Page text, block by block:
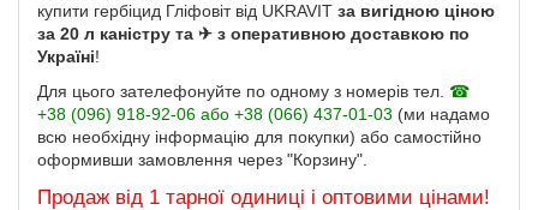
купити гербіцид Гліфовіт від UKRAVIT за вигідною ціною
за 20 л каністру та ✈ з оперативною доставкою по
Україні!
Для цього зателефонуйте по одному з номерів тел. ☎
+38 (096) 918-92-06 або +38 (066) 437-01-03 (ми надамо
всю необхідну інформацію для покупки) або самостійно
оформивши замовлення через "Корзину".
Продаж від 1 тарної одиниці і оптовими цінами!